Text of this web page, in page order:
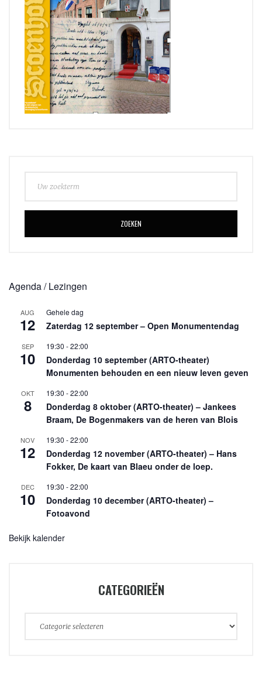
ZOEKEN
Agenda / Lezingen
AUG
12
Gehele dag
Zaterdag 12 september – Open Monumentendag
SEP
10
19:30 -22:00
Donderdag 10 september (ARTO-theater)
Monumenten behouden en een nieuw leven geven
OKT
8
19:30 -22:00
Donderdag 8 oktober (ARTO-theater) – Jankees
Braam, De Bogenmakers van de heren van Blois
NOV
12
19:30 -22:00
Donderdag 12 november (ARTO-theater) – Hans
Fokker, De kaart van Blaeu onder de loep.
DEC
10
19:30 -22:00
Donderdag 10 december (ARTO-theater) –
Fotoavond
Bekijk kalender
CATEGORIEËN
Categorieën